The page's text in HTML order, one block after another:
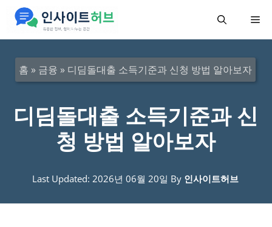
메
홈 » 금융 » 디딤돌대출 소득기준과 신청 방법 알아보자
디딤돌대출 소득기준과 신
청 방법 알아보자
Last Updated: 2026년 06월 20일 By 인사이트허브